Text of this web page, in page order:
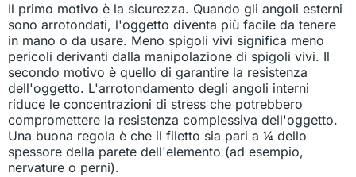
Il primo motivo è la sicurezza. Quando gli angoli esterni
sono arrotondati, l'oggetto diventa più facile da tenere
in mano o da usare. Meno spigoli vivi significa meno
pericoli derivanti dalla manipolazione di spigoli vivi. Il
secondo motivo è quello di garantire la resistenza
dell'oggetto. L'arrotondamento degli angoli interni
riduce le concentrazioni di stress che potrebbero
compromettere la resistenza complessiva dell'oggetto.
Una buona regola è che il filetto sia pari a ¼ dello
spessore della parete dell'elemento (ad esempio,
nervature o perni).